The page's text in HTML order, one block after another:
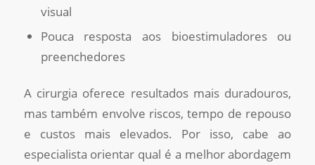
visual
Pouca resposta aos bioestimuladores ou
preenchedores
A cirurgia oferece resultados mais duradouros,
mas também envolve riscos, tempo de repouso
e custos mais elevados. Por isso, cabe ao
especialista orientar qual é a melhor abordagem